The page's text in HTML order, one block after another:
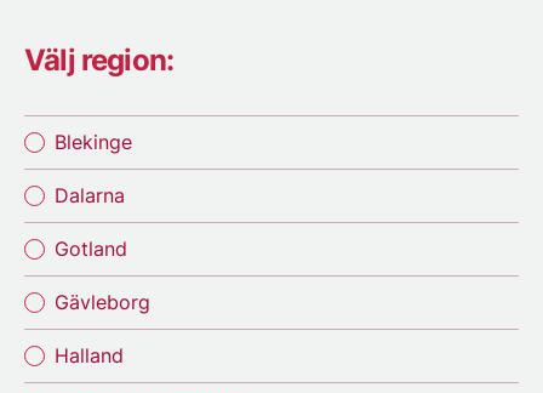
Välj region:
Blekinge
Dalarna
Gotland
Gävleborg
Halland